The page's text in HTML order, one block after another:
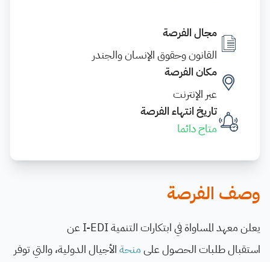
مجال الفرصة
القانون وحقوق الإنسان والجندر
مكان الفرصة
عبر الإنترنت
تاريخ انتهاء الفرصة
متاح دائما
وصف الفرصة
يعلن معهد المساواة في ابتكارات التنميةI-EDI عن
استقبالطلبات الحصول علىمنحةالأجيال الدولية، والتي توفر